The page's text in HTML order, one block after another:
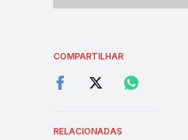
COMPARTILHAR
RELACIONADAS